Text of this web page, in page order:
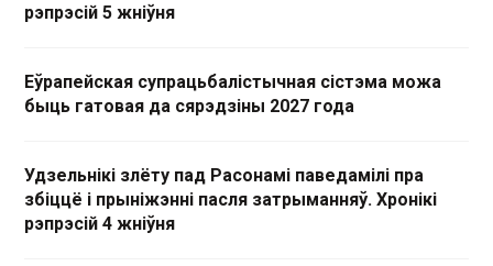
рэпрэсій 5 жніўня
Еўрапейская супрацьбалістычная сістэма можа
быць гатовая да сярэдзіны 2027 года
Удзельнікі злёту пад Расонамі паведамілі пра
збіццё і прыніжэнні пасля затрыманняў. Хронікі
рэпрэсій 4 жніўня